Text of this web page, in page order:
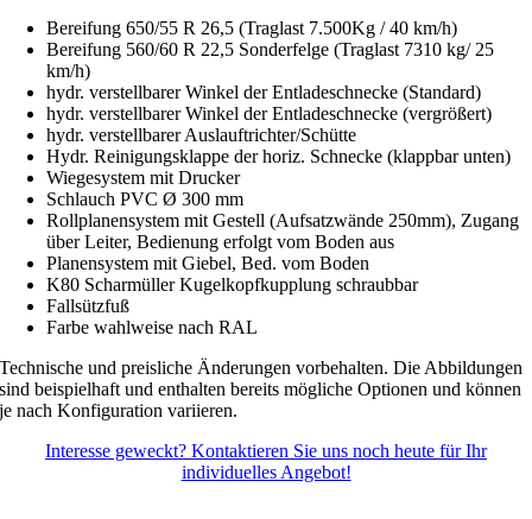
Bereifung 650/55 R 26,5 (Traglast 7.500Kg / 40 km/h)
Bereifung 560/60 R 22,5 Sonderfelge (Traglast 7310 kg/ 25
km/h)
hydr. verstellbarer Winkel der Entladeschnecke (Standard)
hydr. verstellbarer Winkel der Entladeschnecke (vergrößert)
hydr. verstellbarer Auslauftrichter/Schütte
Hydr. Reinigungsklappe der horiz. Schnecke (klappbar unten)
Wiegesystem mit Drucker
Schlauch PVC Ø 300 mm
Rollplanensystem mit Gestell (Aufsatzwände 250mm), Zugang
über Leiter, Bedienung erfolgt vom Boden aus
Planensystem mit Giebel, Bed. vom Boden
K80 Scharmüller Kugelkopfkupplung schraubbar
Fallsützfuß
Farbe wahlweise nach RAL
Technische und preisliche Änderungen vorbehalten. Die Abbildungen
sind beispielhaft und enthalten bereits mögliche Optionen und können
je nach Konfiguration variieren.
Interesse geweckt? Kontaktieren Sie uns noch heute für Ihr
individuelles Angebot!